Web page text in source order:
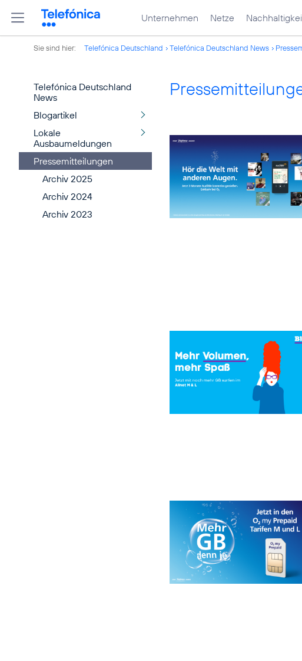
Unternehmen Netze
Sie sind hier: Telefónica Deutschland Telefónica Deutschland News
Telefónica Deutschland
News
Blogartikel
Lokale
Ausbaumeldungen
Pressemitteilungen
Archiv 2025
Archiv 2024
Archiv 2023